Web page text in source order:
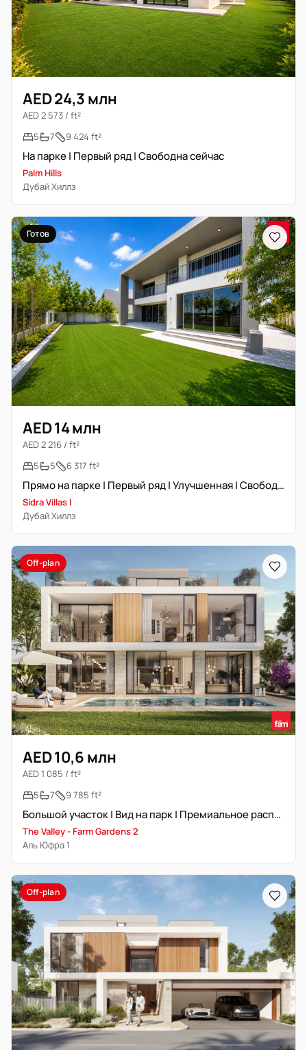
AED 24,3 млн
AED 2 573 / ft²
5
7 9 424 ft²
На парке | Первый ряд | Свободна сейчас
Palm Hills
Дубай Хиллз
Готов
AED 14 млн
AED 2 216 / ft²
5
5 6 317 ft²
Прямо на парке | Первый ряд | Улучшенная | Свободна
Sidra Villas I
Дубай Хиллз
Off-plan
AED 10,6 млн
AED 1 085 / ft²
5
7 9 785 ft²
Большой участок | Вид на парк | Премиальное расположение
The Valley - Farm Gardens 2
Аль Юфра 1
Off-plan